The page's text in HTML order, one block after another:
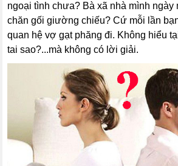
ngoại tình chưa? Bà xã nhà mình ngày
chăn gối giường chiếu? Cứ mỗi lần
quan hệ vợ gạt phăng đi. Không hiểu
tai sao?...mà không có lời giải.